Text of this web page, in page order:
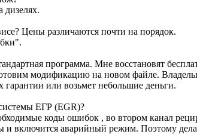
дизелях.
Цены различаются почти на порядок.
программа. Мне восстановят
модификацию на новом файле.
или возьмет небольшие деньги.
ЕГР (EGR)?
коды ошибок , во втором канал
и включится аварийный режим. Поэтому